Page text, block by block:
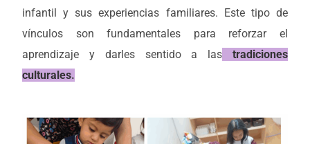
infantil y sus experiencias familiares. Este tipo de
vínculos son fundamentales para reforzar el
aprendizaje y darles sentido a las
tradiciones
culturales.